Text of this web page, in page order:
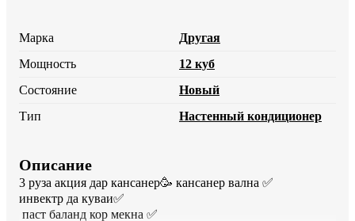
Марка
Другая
Мощность
12 куб
Состояние
Новый
Тип
Настенный кондиционер
Описание
3 руза акция дар кансанер🥳 кансанер вална ✅️
инвектр да куваи✅️